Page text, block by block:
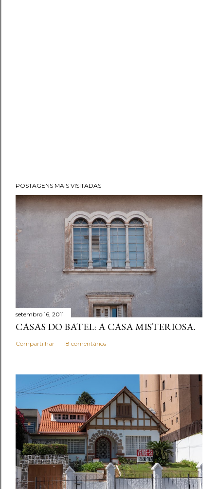
POSTAGENS MAIS VISITADAS
setembro 16, 2011
CASAS DO BATEL: A CASA MISTERIOSA.
Compartilhar 118 comentários